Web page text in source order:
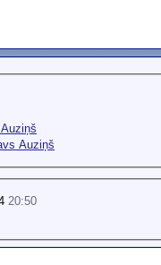
Auziņš
20:50